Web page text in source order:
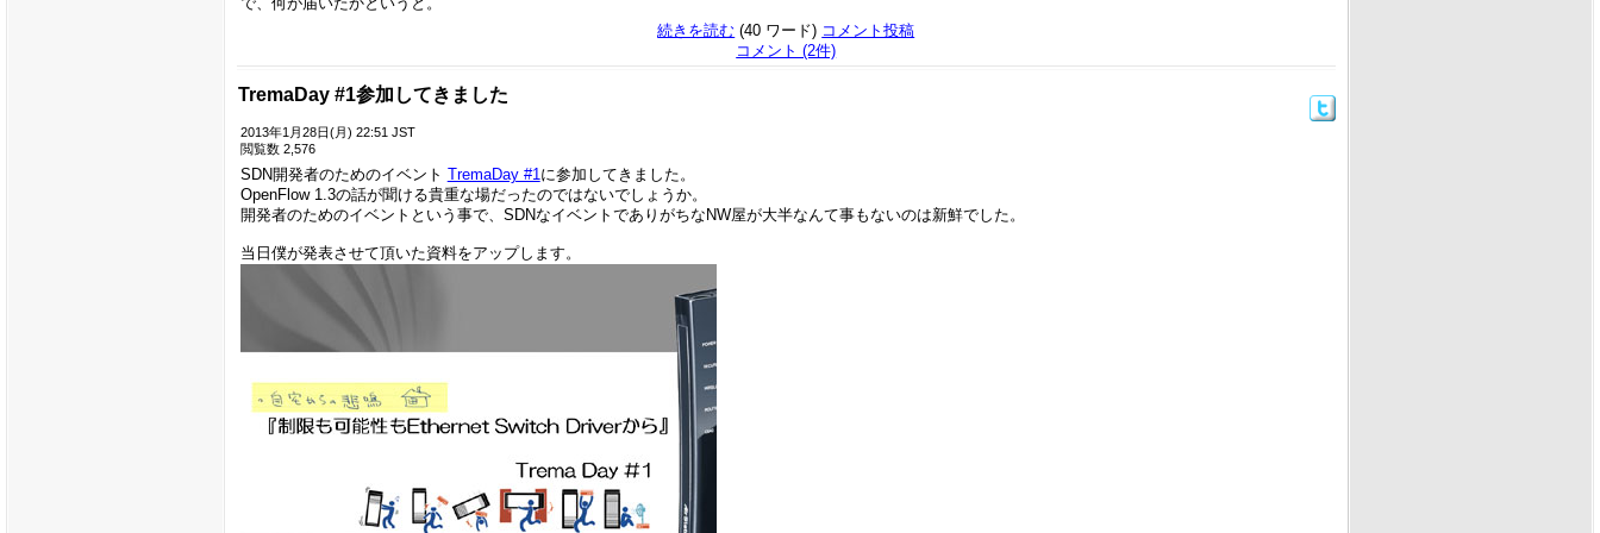
続きを読む (40 ワード) コメント投稿
コメント (2件)
TremaDay #1参加してきました
2013年1月28日(月) 22:51 JST
閲覧数 2,576
SDN開発者のためのイベント TremaDay #1 に参加してきました。
OpenFlow 1.3の話が聞ける貴重な場だったのではないでしょうか。
開発者のためのイベントという事で、SDNなイベントでありがちなNW屋が大半なんて事もないのは新鮮でした。
当日僕が発表させて頂いた資料をアップします。